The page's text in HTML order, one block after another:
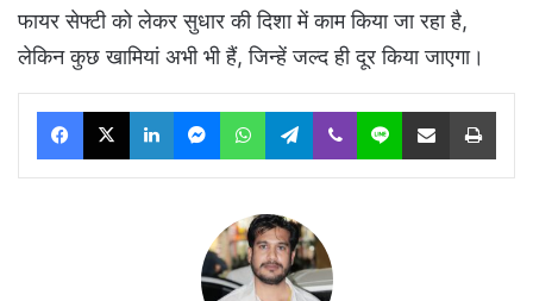
फायर सेफ्टी को लेकर सुधार की दिशा में काम किया जा रहा है,
लेकिन कुछ खामियां अभी भी हैं, जिन्हें जल्द ही दूर किया जाएगा।
Facebook
X LinkedInMessengerWhatsAppTelegram
Viber Line Share via Email Print